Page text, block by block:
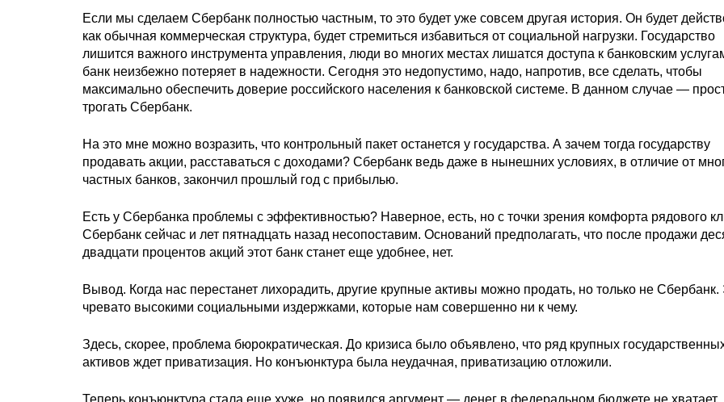
Если мы сделаем Сбербанк полностью частным, то это будет уже совсем другая история. Он будет
как обычная коммерческая структура, будет стремиться избавиться от социальной нагрузки. Государство
лишится важного инструмента управления, люди во многих местах лишатся доступа к банковским
банк неизбежно потеряет в надежности. Сегодня это недопустимо, надо, напротив, все сделать, чтобы
максимально обеспечить доверие российского населения к банковской системе. В данном случае —
трогать Сбербанк.
На это мне можно возразить, что контрольный пакет останется у государства. А зачем тогда государству
продавать акции, расставаться с доходами? Сбербанк ведь даже в нынешних условиях, в отличие от
частных банков, закончил прошлый год с прибылью.
Есть у Сбербанка проблемы с эффективностью? Наверное, есть, но с точки зрения комфорта рядового
Сбербанк сейчас и лет пятнадцать назад несопоставим. Оснований предполагать, что после продажи
двадцати процентов акций этот банк станет еще удобнее, нет.
Вывод. Когда нас перестанет лихорадить, другие крупные активы можно продать, но только не Сбербанк.
чревато высокими социальными издержками, которые нам совершенно ни к чему.
Здесь, скорее, проблема бюрократическая. До кризиса было объявлено, что ряд крупных
активов ждет приватизация. Но конъюнктура была неудачная, приватизацию отложили.
Теперь конъюнктура стала еще хуже, но появился аргумент — денег в федеральном бюджете не хватает.